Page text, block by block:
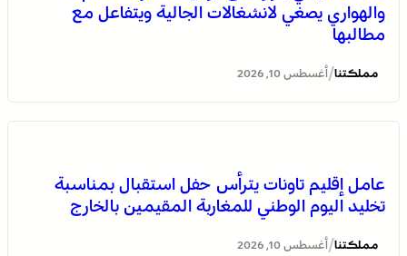
والهواري يصغي لانشغالات الجالية ويتفاعل مع
مطالبها
مملكتنا/ أغسطس 10, 2026
عامل إقليم تاونات يترأس حفل استقبال بمناسبة
تخليد اليوم الوطني للمغاربة المقيمين بالخارج
مملكتنا/ أغسطس 10, 2026
عامل إقليم الفقيه بن صالح يترأس الاحتفال باليوم الوطني